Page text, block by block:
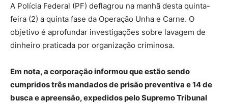
A Polícia Federal (PF) deflagrou na manhã desta quinta-
feira (2) a quinta fase da Operação Unha e Carne. O
objetivo é aprofundar investigações sobre lavagem de
dinheiro praticada por organização criminosa.
Em nota, a corporação informou que estão sendo
cumpridos três mandados de prisão preventiva e 14 de
busca e apreensão, expedidos pelo Supremo Tribunal